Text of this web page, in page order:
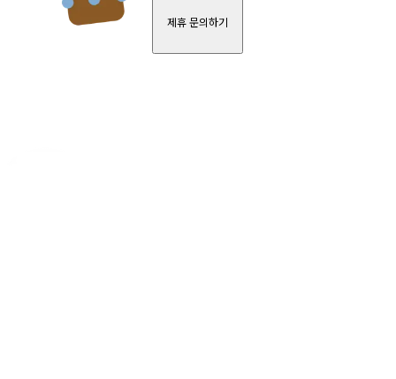
제휴 문의하기